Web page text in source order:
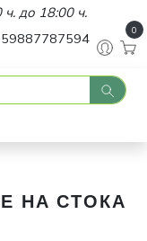
до 18:00 ч.
0
НA CТOКA